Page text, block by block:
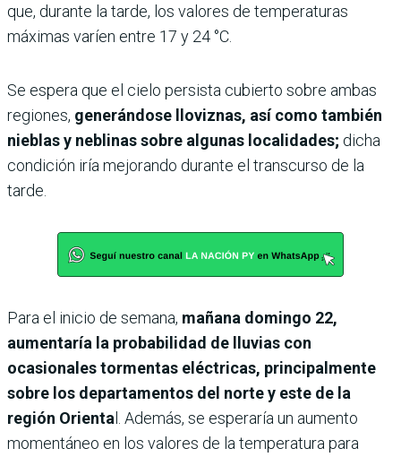
que, durante la tarde, los valores de temperaturas
máximas varíen entre 17 y 24 °C.
Se espera que el cielo persista cubierto sobre ambas
regiones, generándose lloviznas, así como también
nieblas y neblinas sobre algunas localidades; dicha
condición iría mejorando durante el transcurso de la
tarde.
Para el inicio de semana, mañana domingo 22,
aumentaría la probabilidad de lluvias con
ocasionales tormentas eléctricas, principalmente
sobre los departamentos del norte y este de la
región Oriental. Además, se esperaría un aumento
momentáneo en los valores de la temperatura para